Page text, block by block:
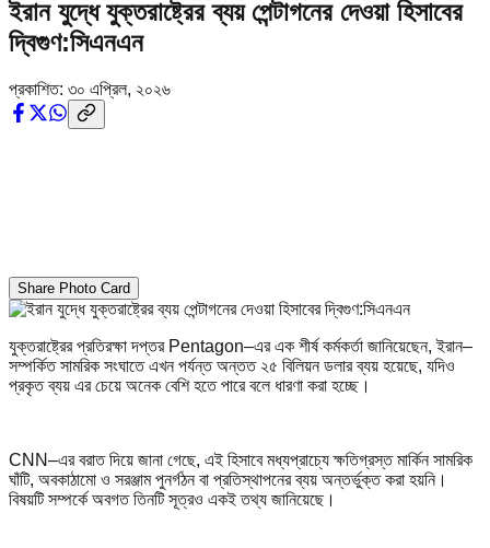
ইরান যুদ্ধে যুক্তরাষ্ট্রের ব্যয় পেন্টাগনের দেওয়া হিসাবের
দ্বিগুণ:সিএনএন
প্রকাশিত: ৩০ এপ্রিল, ২০২৬
Share Photo Card
যুক্তরাষ্ট্রের প্রতিরক্ষা দপ্তর Pentagon–এর এক শীর্ষ কর্মকর্তা জানিয়েছেন, ইরান–
সম্পর্কিত সামরিক সংঘাতে এখন পর্যন্ত অন্তত ২৫ বিলিয়ন ডলার ব্যয় হয়েছে, যদিও
প্রকৃত ব্যয় এর চেয়ে অনেক বেশি হতে পারে বলে ধারণা করা হচ্ছে।
CNN–এর বরাত দিয়ে জানা গেছে, এই হিসাবে মধ্যপ্রাচ্যে ক্ষতিগ্রস্ত মার্কিন সামরিক
ঘাঁটি, অবকাঠামো ও সরঞ্জাম পুনর্গঠন বা প্রতিস্থাপনের ব্যয় অন্তর্ভুক্ত করা হয়নি।
বিষয়টি সম্পর্কে অবগত তিনটি সূত্রও একই তথ্য জানিয়েছে।